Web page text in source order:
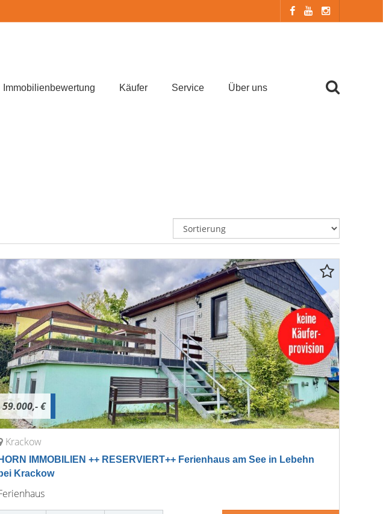
Immobilienbewertung Käufer Service Über uns
59.000,- €
Krackow
HORN IMMOBILIEN ++ RESERVIERT++ Ferienhaus am See in Lebehn
bei Krackow